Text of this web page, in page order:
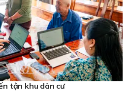
tận khu dân cư